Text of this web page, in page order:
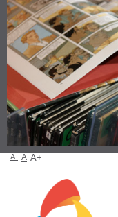
A- A A+